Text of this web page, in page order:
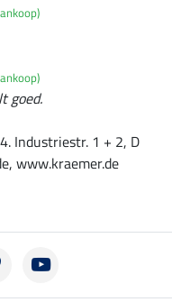
goed.
Industriestr. 1 + 2, D
www.kraemer.de